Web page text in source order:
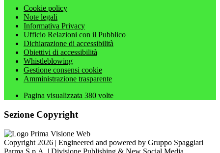
Cookie policy
Note legali
Informativa Privacy
Ufficio Relazioni con il Pubblico
Dichiarazione di accessibilità
Obiettivi di accessibilità
Whistleblowing
Gestione consensi cookie
Amministrazione trasparente
Pagina visualizzata 380 volte
Sezione Copyright
Copyright 2026 | Engineered and powered by Gruppo Spaggiari
Parma S.p.A. | Divisione Publishing & New Social Media